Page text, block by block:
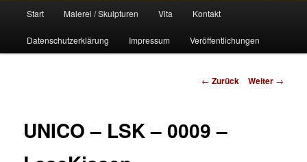
Start Malerei / Skulpturen Vita Kontakt
Datenschutzerklärung Impressum Veröffentlichungen
Beitrags-
← Zurück Weiter →
UNICO – LSK – 0009 –